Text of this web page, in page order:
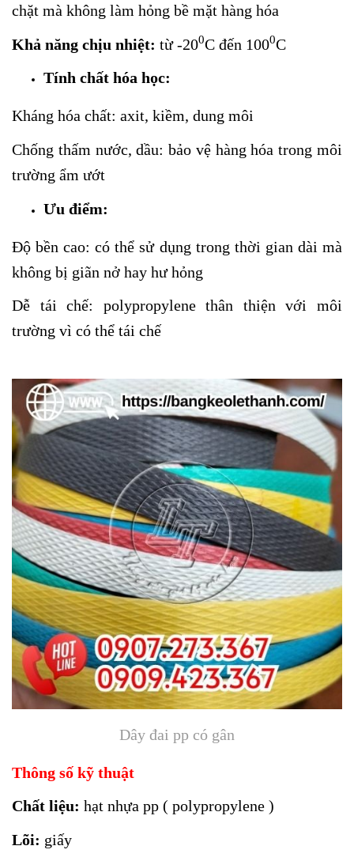
chặt mà không làm hỏng bề mặt hàng hóa
Khả năng chịu nhiệt: từ -200C đến 1000C
Tính chất hóa học:
Kháng hóa chất: axit, kiềm, dung môi
Chống thấm nước, dầu: bảo vệ hàng hóa trong môi
trường ẩm ướt
Ưu điểm:
Độ bền cao: có thể sử dụng trong thời gian dài mà
không bị giãn nở hay hư hỏng
Dễ tái chế:
polypropylene thân thiện với môi
trường vì có thể tái chế
Dây đai pp có gân
Thông số kỹ thuật
Chất liệu: hạt nhựa pp ( polypropylene )
Lõi: giấy